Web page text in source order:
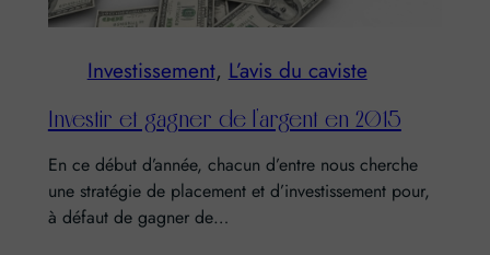
Investissement, L’avis du caviste
Investir et gagner de l’argent en 2015
En ce début d’année, chacun d’entre nous cherche
une stratégie de placement et d’investissement pour,
à défaut de gagner de…